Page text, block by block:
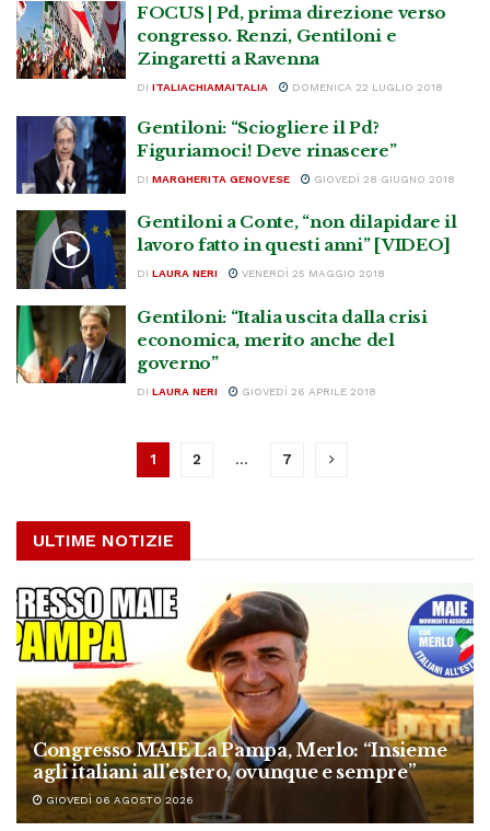
FOCUS | Pd, prima direzione verso
congresso. Renzi, Gentiloni e
Zingaretti a Ravenna
DI ITALIACHIAMAITALIA DOMENICA 22 LUGLIO 2018
Gentiloni: “Sciogliere il Pd?
Figuriamoci! Deve rinascere”
DI MARGHERITA GENOVESE GIOVEDÌ 28 GIUGNO 2018
Gentiloni a Conte, “non dilapidare il
lavoro fatto in questi anni” [VIDEO]
DI LAURA NERI VENERDÌ 25 MAGGIO 2018
Gentiloni: “Italia uscita dalla crisi
economica, merito anche del
governo”
DI LAURA NERI GIOVEDÌ 26 APRILE 2018
1 2 … 7
ULTIME NOTIZIE
Congresso MAIE La Pampa, Merlo: “Insieme
agli italiani all’estero, ovunque e sempre”
GIOVEDÌ 06 AGOSTO 2026